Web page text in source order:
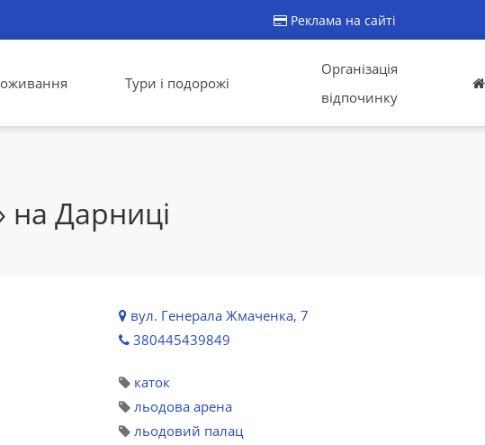
Реклама на сайті
Тури і подорожі
Організація
відпочинку
на Дарниці
вул. Генерала Жмаченка, 7
380445439849
каток
льодова арена
льодовий палац